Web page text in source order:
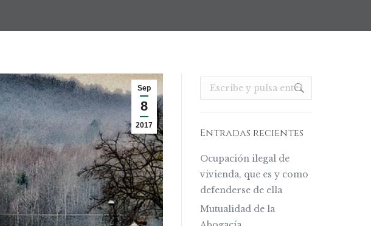
Sep
8
2017
Buscar:
Entradas recientes
Ocupación ilegal de
vivienda, que es y como
defenderse de ella
Mutualidad de la